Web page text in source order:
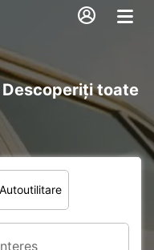
Descoperiți toate